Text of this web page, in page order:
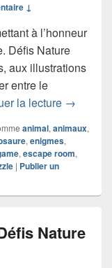
↓
à l’honneur
Défis Nature
aux illustrations
entre le
la lecture →
animal, animaux,
, enigmes,
, escape room,
| Publier un
Nature